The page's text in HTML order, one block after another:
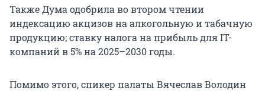
Также Дума одобрила во втором чтении
индексацию акцизов на алкогольную и табачную
продукцию; ставку налога на прибыль для IT-
компаний в 5% на 2025–2030 годы.
Помимо этого, спикер палаты Вячеслав Володин